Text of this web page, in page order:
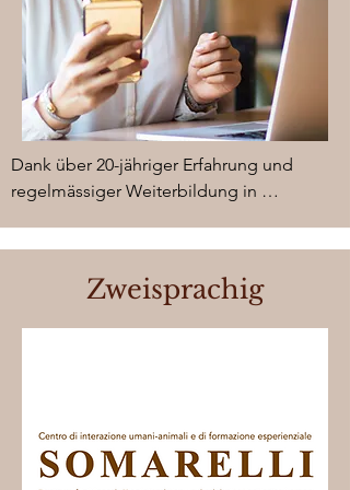
Dank über 20-jähriger Erfahrung und
regelmässiger Weiterbildung in
Vorgehensweisen in der Praxis nachhaltig
Zweisprachig